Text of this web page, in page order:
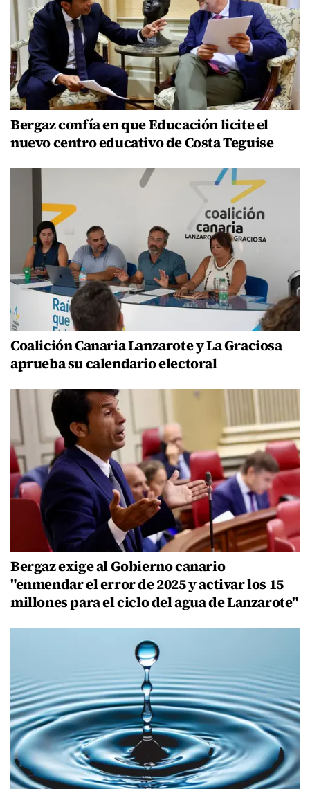
Bergaz confía en que Educación licite el
nuevo centro educativo de Costa Teguise
Coalición Canaria Lanzarote y La Graciosa
aprueba su calendario electoral
Bergaz exige al Gobierno canario
"enmendar el error de 2025 y activar los 15
millones para el ciclo del agua de Lanzarote"